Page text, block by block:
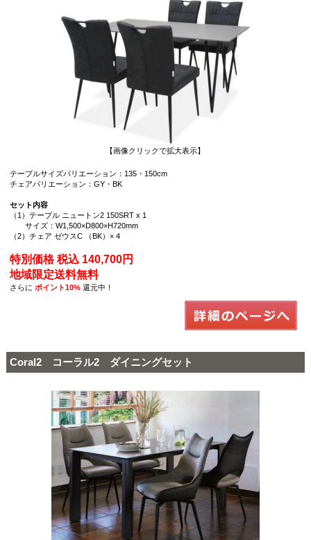
【画像クリックで拡大表示】
テーブルサイズバリエーション：135・150cm
チェアバリエーション：GY・BK
セット内容
（1）テーブル ニュートン2 150SRT x 1
サイズ：W1,500×D800×H720mm
（2）チェア ゼウスC （BK）× 4
特別価格 税込 140,700円
地域限定送料無料
さらに ポイント10%還元中！
Coral2 コーラル2 ダイニングセット